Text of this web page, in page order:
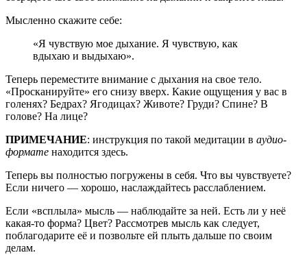
Мысленно скажите себе:
«Я чувствую мое дыхание. Я чувствую, как
вдыхаю и выдыхаю».
Теперь переместите внимание с дыхания на свое тело.
«Просканируйте» его снизу вверх. Какие ощущения у вас в
голенях? Бедрах? Ягодицах? Животе? Груди? Спине? В
голове? На лице?
ПРИМЕЧАНИЕ: инструкция по такой медитации в аудио-
формате находится здесь.
Теперь вы полностью погружены в себя. Что вы чувствуете?
Если ничего — хорошо, наслаждайтесь расслаблением.
Если «всплыла» мысль — наблюдайте за ней. Есть ли у неё
какая-то форма? Цвет? Рассмотрев мысль как следует,
поблагодарите её и позвольте ей плыть дальше по своим
делам.